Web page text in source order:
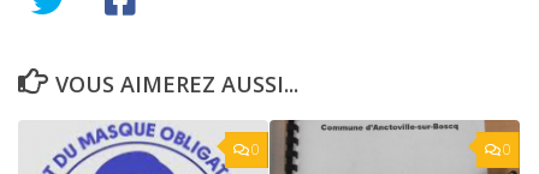
VOUS AIMEREZ AUSSI...
0 0